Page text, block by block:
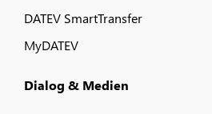
DATEV SmartTransfer
MyDATEV
Dialog & Medien